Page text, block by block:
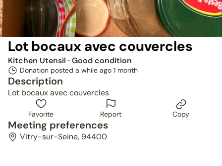
Lot bocaux avec couvercles
Kitchen Utensil · Good condition
Donation posted a while ago 1 month
Description
Lot bocaux avec couvercles
Favorite Report Copy
Meeting preferences
Vitry-sur-Seine, 94400